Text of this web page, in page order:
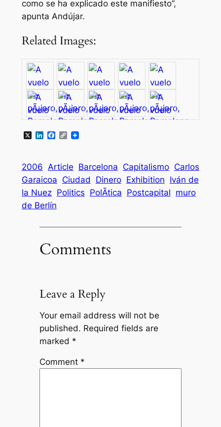
como se ha explicado este manifiesto”,
apunta Andújar.
Related Images:
X LinkedIn
Facebook
Copy
2006 Article Barcelona Capitalismo Carlos
Garaicoa Ciudad Dinero Exhibition Iván de
la Nuez Politics PolÃ­tica Postcapital muro
de Berlín
Comments
Leave a Reply
Your email address will not be
published. Required fields are
marked *
Comment *